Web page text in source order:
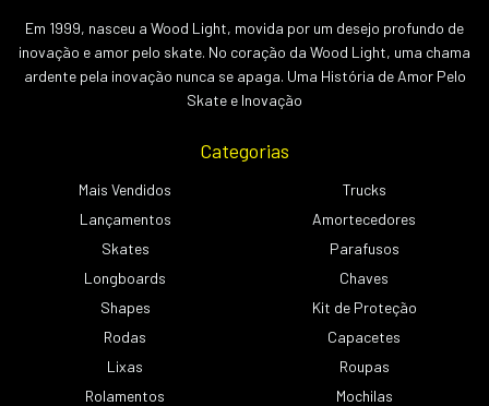
Em 1999, nasceu a Wood Light, movida por um desejo profundo de
inovação e amor pelo skate. No coração da Wood Light, uma chama
ardente pela inovação nunca se apaga. Uma História de Amor Pelo
Skate e Inovação
Categorias
Mais Vendidos
Lançamentos
Skates
Longboards
Shapes
Rodas
Lixas
Rolamentos
Trucks
Amortecedores
Parafusos
Chaves
Kit de Proteção
Capacetes
Roupas
Mochilas